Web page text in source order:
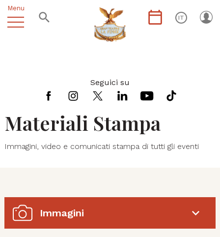
Menu
IT
Seguici su
Materiali Stampa
Immagini, video e comunicati stampa di tutti gli eventi
Immagini